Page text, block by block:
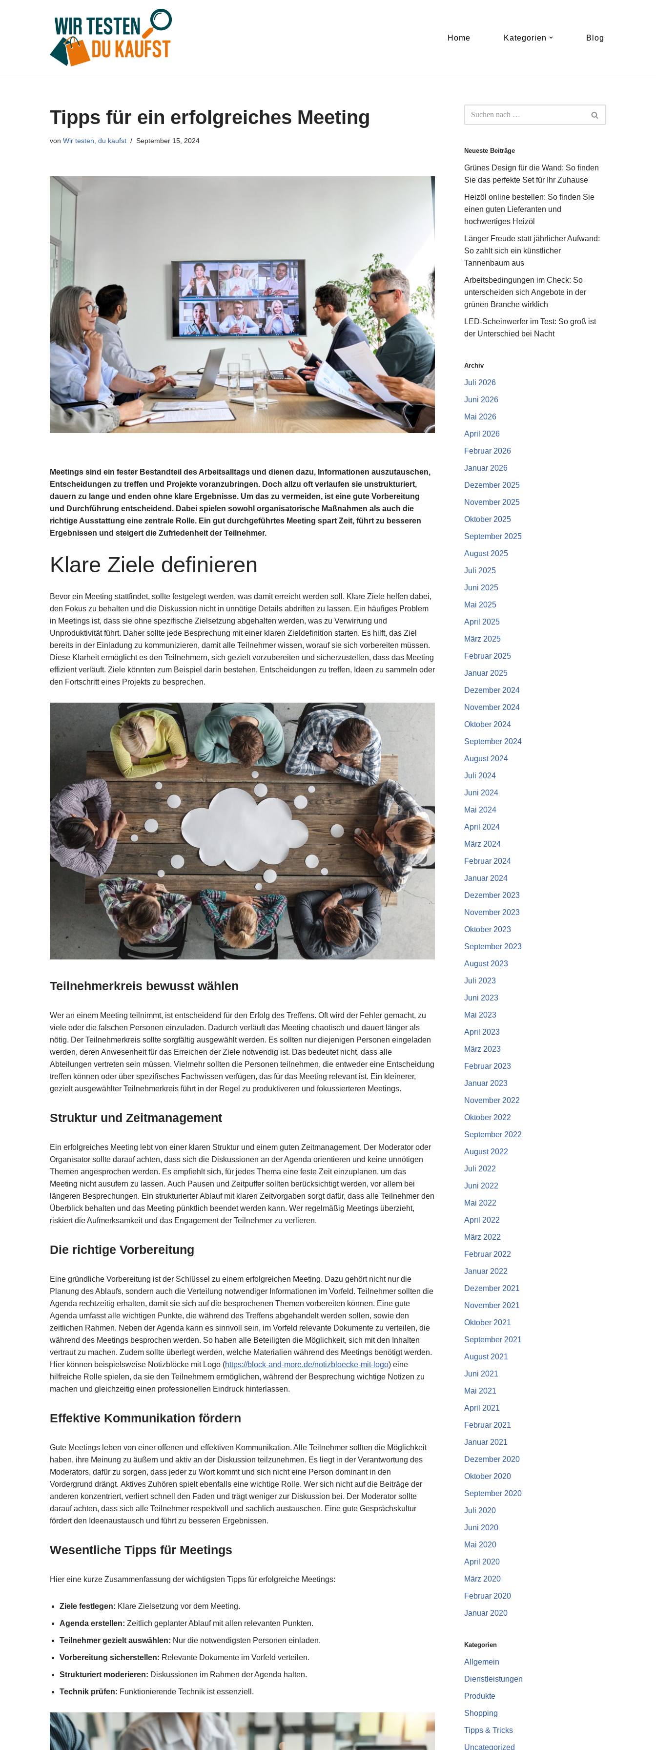
Home Kategorien Blog
Tipps für ein erfolgreiches Meeting
von Wir testen, du kaufst September 15, 2024
Meetings sind ein fester Bestandteil des Arbeitsalltags und dienen dazu, Informationen auszutauschen,
Entscheidungen zu treffen und Projekte voranzubringen. Doch allzu oft verlaufen sie unstrukturiert,
dauern zu lange und enden ohne klare Ergebnisse. Um das zu vermeiden, ist eine gute Vorbereitung
und Durchführung entscheidend. Dabei spielen sowohl organisatorische Maßnahmen als auch die
richtige Ausstattung eine zentrale Rolle. Ein gut durchgeführtes Meeting spart Zeit, führt zu besseren
Ergebnissen und steigert die Zufriedenheit der Teilnehmer.
Klare Ziele definieren
Bevor ein Meeting stattfindet, sollte festgelegt werden, was damit erreicht werden soll. Klare Ziele helfen dabei,
den Fokus zu behalten und die Diskussion nicht in unnötige Details abdriften zu lassen. Ein häufiges Problem
in Meetings ist, dass sie ohne spezifische Zielsetzung abgehalten werden, was zu Verwirrung und
Unproduktivität führt. Daher sollte jede Besprechung mit einer klaren Zieldefinition starten. Es hilft, das Ziel
bereits in der Einladung zu kommunizieren, damit alle Teilnehmer wissen, worauf sie sich vorbereiten müssen.
Diese Klarheit ermöglicht es den Teilnehmern, sich gezielt vorzubereiten und sicherzustellen, dass das Meeting
effizient verläuft. Ziele könnten zum Beispiel darin bestehen, Entscheidungen zu treffen, Ideen zu sammeln oder
den Fortschritt eines Projekts zu besprechen.
Teilnehmerkreis bewusst wählen
Wer an einem Meeting teilnimmt, ist entscheidend für den Erfolg des Treffens. Oft wird der Fehler gemacht, zu
viele oder die falschen Personen einzuladen. Dadurch verläuft das Meeting chaotisch und dauert länger als
nötig. Der Teilnehmerkreis sollte sorgfältig ausgewählt werden. Es sollten nur diejenigen Personen eingeladen
werden, deren Anwesenheit für das Erreichen der Ziele notwendig ist. Das bedeutet nicht, dass alle
Abteilungen vertreten sein müssen. Vielmehr sollten die Personen teilnehmen, die entweder eine Entscheidung
treffen können oder über spezifisches Fachwissen verfügen, das für das Meeting relevant ist. Ein kleinerer,
gezielt ausgewählter Teilnehmerkreis führt in der Regel zu produktiveren und fokussierteren Meetings.
Struktur und Zeitmanagement
Ein erfolgreiches Meeting lebt von einer klaren Struktur und einem guten Zeitmanagement. Der Moderator oder
Organisator sollte darauf achten, dass sich die Diskussionen an der Agenda orientieren und keine unnötigen
Themen angesprochen werden. Es empfiehlt sich, für jedes Thema eine feste Zeit einzuplanen, um das
Meeting nicht ausufern zu lassen. Auch Pausen und Zeitpuffer sollten berücksichtigt werden, vor allem bei
längeren Besprechungen. Ein strukturierter Ablauf mit klaren Zeitvorgaben sorgt dafür, dass alle Teilnehmer den
Überblick behalten und das Meeting pünktlich beendet werden kann. Wer regelmäßig Meetings überzieht,
riskiert die Aufmerksamkeit und das Engagement der Teilnehmer zu verlieren.
Die richtige Vorbereitung
Eine gründliche Vorbereitung ist der Schlüssel zu einem erfolgreichen Meeting. Dazu gehört nicht nur die
Planung des Ablaufs, sondern auch die Verteilung notwendiger Informationen im Vorfeld. Teilnehmer sollten die
Agenda rechtzeitig erhalten, damit sie sich auf die besprochenen Themen vorbereiten können. Eine gute
Agenda umfasst alle wichtigen Punkte, die während des Treffens abgehandelt werden sollen, sowie den
zeitlichen Rahmen. Neben der Agenda kann es sinnvoll sein, im Vorfeld relevante Dokumente zu verteilen, die
während des Meetings besprochen werden. So haben alle Beteiligten die Möglichkeit, sich mit den Inhalten
vertraut zu machen. Zudem sollte überlegt werden, welche Materialien während des Meetings benötigt werden.
Hier können beispielsweise Notizblöcke mit Logo (https://block-and-more.de/notizbloecke-mit-logo) eine
hilfreiche Rolle spielen, da sie den Teilnehmern ermöglichen, während der Besprechung wichtige Notizen zu
machen und gleichzeitig einen professionellen Eindruck hinterlassen.
Effektive Kommunikation fördern
Gute Meetings leben von einer offenen und effektiven Kommunikation. Alle Teilnehmer sollten die Möglichkeit
haben, ihre Meinung zu äußern und aktiv an der Diskussion teilzunehmen. Es liegt in der Verantwortung des
Moderators, dafür zu sorgen, dass jeder zu Wort kommt und sich nicht eine Person dominant in den
Vordergrund drängt. Aktives Zuhören spielt ebenfalls eine wichtige Rolle. Wer sich nicht auf die Beiträge der
anderen konzentriert, verliert schnell den Faden und trägt weniger zur Diskussion bei. Der Moderator sollte
darauf achten, dass sich alle Teilnehmer respektvoll und sachlich austauschen. Eine gute Gesprächskultur
fördert den Ideenaustausch und führt zu besseren Ergebnissen.
Wesentliche Tipps für Meetings
Hier eine kurze Zusammenfassung der wichtigsten Tipps für erfolgreiche Meetings:
Ziele festlegen: Klare Zielsetzung vor dem Meeting.
Agenda erstellen: Zeitlich geplanter Ablauf mit allen relevanten Punkten.
Teilnehmer gezielt auswählen: Nur die notwendigsten Personen einladen.
Vorbereitung sicherstellen: Relevante Dokumente im Vorfeld verteilen.
Strukturiert moderieren: Diskussionen im Rahmen der Agenda halten.
Technik prüfen: Funktionierende Technik ist essenziell.
Neueste Beiträge
Grünes Design für die Wand: So finden
Sie das perfekte Set für Ihr Zuhause
Heizöl online bestellen: So finden Sie
einen guten Lieferanten und
hochwertiges Heizöl
Länger Freude statt jährlicher Aufwand:
So zahlt sich ein künstlicher
Tannenbaum aus
Arbeitsbedingungen im Check: So
unterscheiden sich Angebote in der
grünen Branche wirklich
LED-Scheinwerfer im Test: So groß ist
der Unterschied bei Nacht
Archiv
Juli 2026
Juni 2026
Mai 2026
April 2026
Februar 2026
Januar 2026
Dezember 2025
November 2025
Oktober 2025
September 2025
August 2025
Juli 2025
Juni 2025
Mai 2025
April 2025
März 2025
Februar 2025
Januar 2025
Dezember 2024
November 2024
Oktober 2024
September 2024
August 2024
Juli 2024
Juni 2024
Mai 2024
April 2024
März 2024
Februar 2024
Januar 2024
Dezember 2023
November 2023
Oktober 2023
September 2023
August 2023
Juli 2023
Juni 2023
Mai 2023
April 2023
März 2023
Februar 2023
Januar 2023
November 2022
Oktober 2022
September 2022
August 2022
Juli 2022
Juni 2022
Mai 2022
April 2022
März 2022
Februar 2022
Januar 2022
Dezember 2021
November 2021
Oktober 2021
September 2021
August 2021
Juni 2021
Mai 2021
April 2021
Februar 2021
Januar 2021
Dezember 2020
Oktober 2020
September 2020
Juli 2020
Juni 2020
Mai 2020
April 2020
März 2020
Februar 2020
Januar 2020
Kategorien
Allgemein
Dienstleistungen
Produkte
Shopping
Tipps & Tricks
Uncategorized